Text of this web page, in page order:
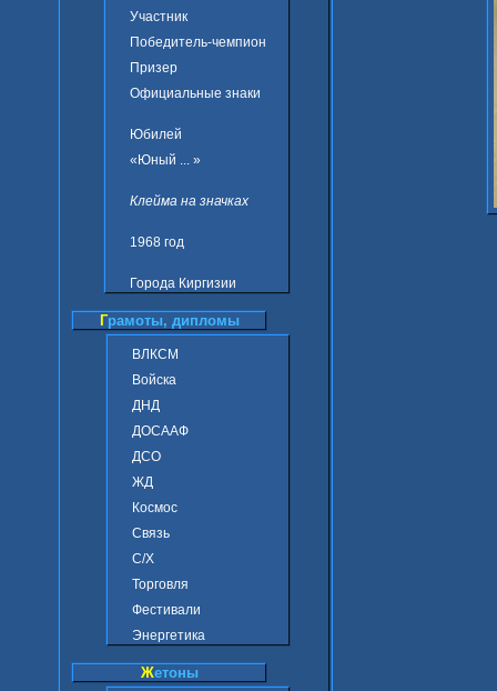
Участник
Победитель-чемпион
Призер
Официальные знаки
Юбилей
«Юный ... »
Клейма на значках
1968 год
Города Киргизии
Грамоты, дипломы
ВЛКСМ
Войска
ДНД
ДОСААФ
ДСО
ЖД
Космос
Связь
С/Х
Торговля
Фестивали
Энергетика
Жетоны